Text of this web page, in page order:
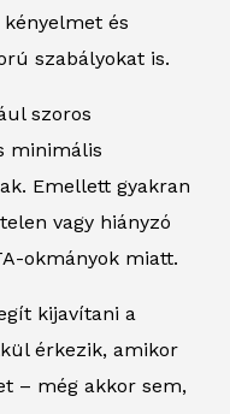
és
szabályokat is.
szoros
minimális
Emellett gyakran
vagy hiányzó
okmányok miatt.
kijavítani a
érkezik, amikor
– még akkor sem,